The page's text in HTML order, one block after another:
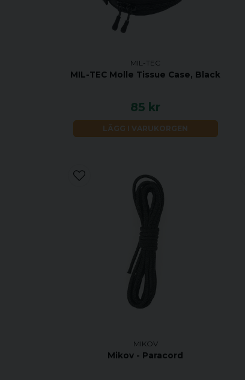
MIL-TEC
MIL-TEC Molle Tissue Case, Black
85 kr
LÄGG I VARUKORGEN
MIKOV
Mikov - Paracord